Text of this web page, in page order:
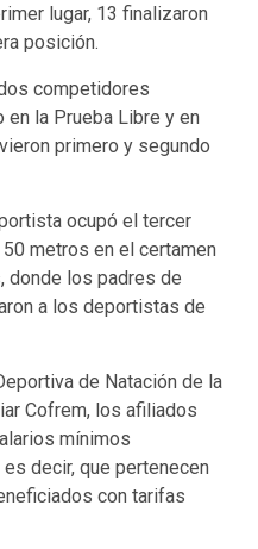
lugar, 13 finalizaron
posición.
competidores
la Prueba Libre y en
primero y segundo
ocupó el tercer
metros en el certamen
donde los padres de
a los deportistas de
de Natación de la
Cofrem, los afiliados
mínimos
decir, que pertenecen
con tarifas